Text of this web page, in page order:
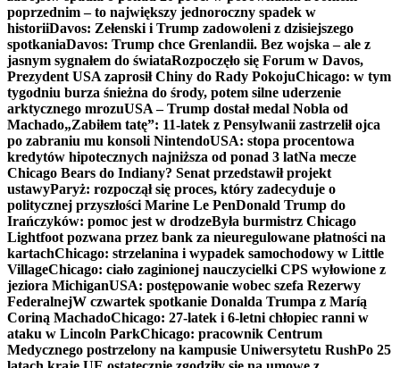
poprzednim – to największy jednoroczny spadek w
historiiDavos: Zełenski i Trump zadowoleni z dzisiejszego
spotkaniaDavos: Trump chce Grenlandii. Bez wojska – ale z
jasnym sygnałem do świataRozpoczęło się Forum w Davos,
Prezydent USA zaprosił Chiny do Rady PokojuChicago: w tym
tygodniu burza śnieżna do środy, potem silne uderzenie
arktycznego mrozuUSA – Trump dostał medal Nobla od
Machado„Zabiłem tatę”: 11-latek z Pensylwanii zastrzelił ojca
po zabraniu mu konsoli NintendoUSA: stopa procentowa
kredytów hipotecznych najniższa od ponad 3 latNa mecze
Chicago Bears do Indiany? Senat przedstawił projekt
ustawyParyż: rozpoczął się proces, który zadecyduje o
politycznej przyszłości Marine Le PenDonald Trump do
Irańczyków: pomoc jest w drodzeByła burmistrz Chicago
Lightfoot pozwana przez bank za nieuregulowane płatności na
kartachChicago: strzelanina i wypadek samochodowy w Little
VillageChicago: ciało zaginionej nauczycielki CPS wyłowione z
jeziora MichiganUSA: postępowanie wobec szefa Rezerwy
FederalnejW czwartek spotkanie Donalda Trumpa z Maríą
Coriną MachadoChicago: 27-latek i 6-letni chłopiec ranni w
ataku w Lincoln ParkChicago: pracownik Centrum
Medycznego postrzelony na kampusie Uniwersytetu RushPo 25